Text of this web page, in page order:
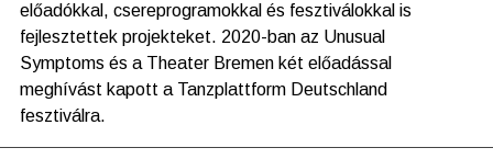
előadókkal, csereprogramokkal és fesztiválokkal is
fejlesztettek projekteket. 2020-ban az Unusual
Symptoms és a Theater Bremen két előadással
meghívást kapott a Tanzplattform Deutschland
fesztiválra.